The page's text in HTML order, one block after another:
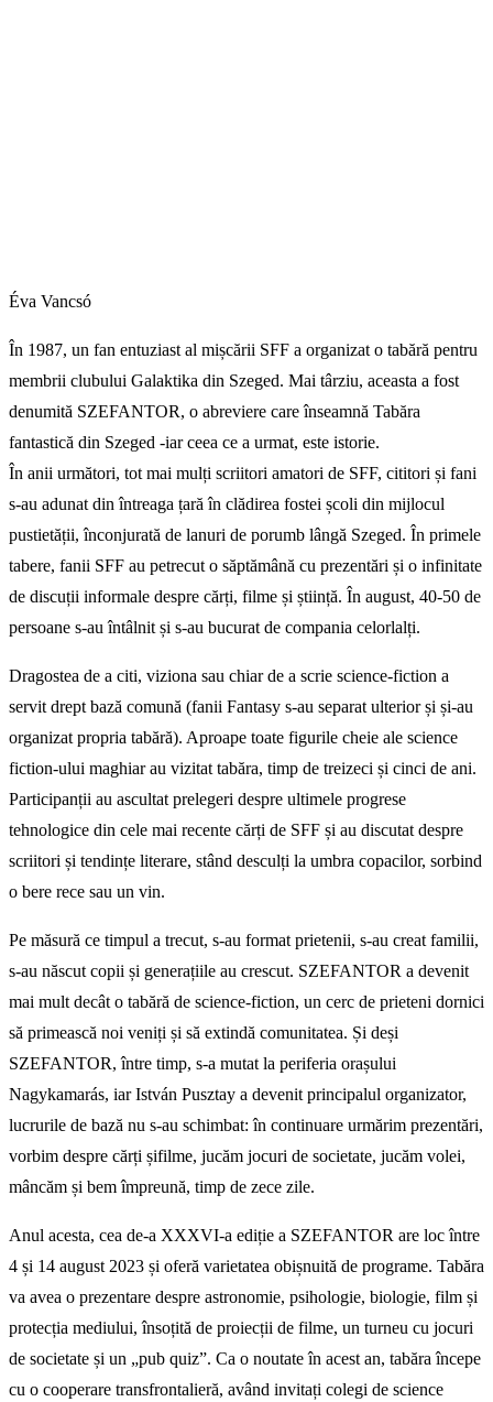
Éva Vancsó
În 1987, un fan entuziast al mișcării SFF a organizat o tabără pentru
membrii clubului Galaktika din Szeged. Mai târziu, aceasta a fost
denumită SZEFANTOR, o abreviere care înseamnă Tabăra
fantastică din Szeged -iar ceea ce a urmat, este istorie.
În anii următori, tot mai mulți scriitori amatori de SFF, cititori și fani
s-au adunat din întreaga țară în clădirea fostei școli din mijlocul
pustietății, înconjurată de lanuri de porumb lângă Szeged. În primele
tabere, fanii SFF au petrecut o săptămână cu prezentări și o infinitate
de discuții informale despre cărți, filme și știință. În august, 40-50 de
persoane s-au întâlnit și s-au bucurat de compania celorlalți.
Dragostea de a citi, viziona sau chiar de a scrie science-fiction a
servit drept bază comună (fanii Fantasy s-au separat ulterior și și-au
organizat propria tabără). Aproape toate figurile cheie ale science
fiction-ului maghiar au vizitat tabăra, timp de treizeci și cinci de ani.
Participanții au ascultat prelegeri despre ultimele progrese
tehnologice din cele mai recente cărți de SFF și au discutat despre
scriitori și tendințe literare, stând desculți la umbra copacilor, sorbind
o bere rece sau un vin.
Pe măsură ce timpul a trecut, s-au format prietenii, s-au creat familii,
s-au născut copii și generațiile au crescut. SZEFANTOR a devenit
mai mult decât o tabără de science-fiction, un cerc de prieteni dornici
să primească noi veniți și să extindă comunitatea. Și deși
SZEFANTOR, între timp, s-a mutat la periferia orașului
Nagykamarás, iar István Pusztay a devenit principalul organizator,
lucrurile de bază nu s-au schimbat: în continuare urmărim prezentări,
vorbim despre cărți șifilme, jucăm jocuri de societate, jucăm volei,
mâncăm și bem împreună, timp de zece zile.
Anul acesta, cea de-a XXXVI-a ediție a SZEFANTOR are loc între
4 și 14 august 2023 și oferă varietatea obișnuită de programe. Tabăra
va avea o prezentare despre astronomie, psihologie, biologie, film și
protecția mediului, însoțită de proiecții de filme, un turneu cu jocuri
de societate și un „pub quiz”. Ca o noutate în acest an, tabăra începe
cu o cooperare transfrontalieră, având invitați colegi de science